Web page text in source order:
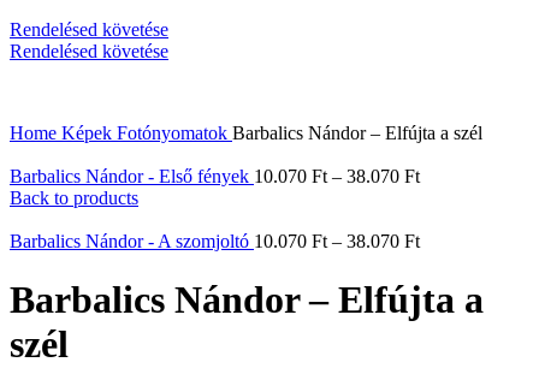
Rendelésed követése
Rendelésed követése
Home Képek Fotónyomatok Barbalics Nándor – Elfújta a szél
Barbalics Nándor - Első fények 10.070 Ft – 38.070 Ft
Back to products
Barbalics Nándor - A szomjoltó 10.070 Ft – 38.070 Ft
Barbalics Nándor – Elfújta a
szél